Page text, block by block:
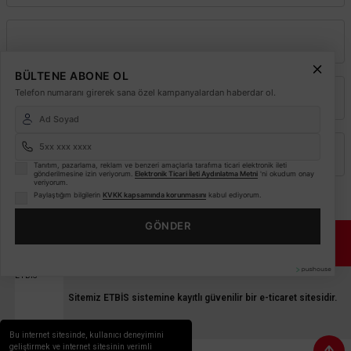
Bu internet sitesinde, kullanıcı deneyimini
geliştirmek ve internet sitesinin verimli
Alışveriş
Üyelik
ETBİS
Sitemiz ETBİS sistemine kayıtlı güvenilir bir e-ticaret sitesidir.
BÜLTENE ABONE OL
Telefon numaranı girerek sana özel kampanyalardan haberdar ol.
Tanıtım, pazarlama, reklam ve benzeri amaçlarla tarafıma ticari elektronik ileti
gönderilmesine izin veriyorum. Elektronik Ticari İleti Aydınlatma Metni 'ni okudum onay
veriyorum.
Paylaştığım bilgilerin KVKK kapsamında korunmasını kabul ediyorum.
GÖNDER